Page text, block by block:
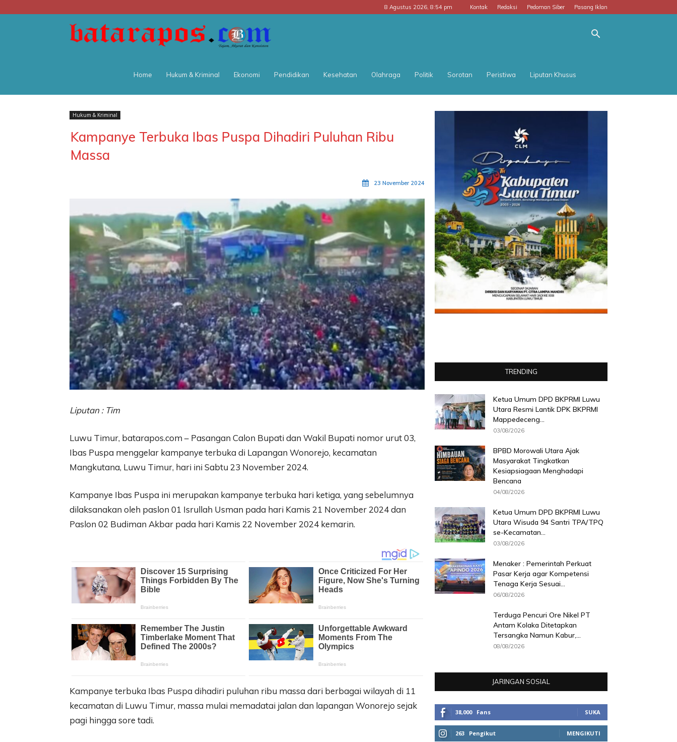
8 Agustus 2026, 8:54 pm Kontak Redaksi Pedoman Siber Pasang Iklan
POS
Home Hukum & Kriminal Ekonomi Pendidikan Kesehatan Olahraga Politik Sorotan Peristiwa Liputan Khusus
Hukum & Kriminal
Kampanye Terbuka Ibas Puspa Dihadiri Puluhan Ribu
Massa
23 November 2024
Liputan : Tim
Luwu Timur, batarapos.com – Pasangan Calon Bupati dan Wakil Bupati nomor urut 03,
Ibas Puspa menggelar kampanye terbuka di Lapangan Wonorejo, kecamatan
Mangkutana, Luwu Timur, hari ini Sabtu 23 November 2024.
Kampanye Ibas Puspa ini merupakan kampanye terbuka hari ketiga, yang sebelumnya
dilaksanakan oleh paslon 01 Isrullah Usman pada hari Kamis 21 November 2024 dan
Paslon 02 Budiman Akbar pada hari Kamis 22 November 2024 kemarin.
Kampanye terbuka Ibas Puspa dihadiri puluhan ribu massa dari berbagai wilayah di 11
kecamatan di Luwu Timur, massa mulai memadatai jalan dan lapangan Wonorejo sejak
pagi hingga sore tadi.
TRENDING
Ketua Umum DPD BKPRMI Luwu
Utara Resmi Lantik DPK BKPRMI
Mappedeceng...
03/08/2026
BPBD Morowali Utara Ajak
Masyarakat Tingkatkan
Kesiapsiagaan Menghadapi
Bencana
04/08/2026
Ketua Umum DPD BKPRMI Luwu
Utara Wisuda 94 Santri TPA/TPQ
se-Kecamatan...
03/08/2026
Menaker : Pemerintah Perkuat
Pasar Kerja agar Kompetensi
Tenaga Kerja Sesuai...
06/08/2026
Terduga Pencuri Ore Nikel PT
Antam Kolaka Ditetapkan
Tersangka Namun Kabur,...
08/08/2026
JARINGAN SOSIAL
38,000 Fans SUKA
263 Pengikut MENGIKUTI